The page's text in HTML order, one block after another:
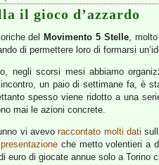
il gioco d’azzardo
del Movimento 5 Stelle, molto
di permettere loro di formarsi
negli scorsi mesi abbiamo
un paio di settimane fa, è
spesso viene ridotto a una
mai le azioni concrete.
vi avevoraccontato molti dati
che metto volentieri a
euro di giocate annue solo a Torino